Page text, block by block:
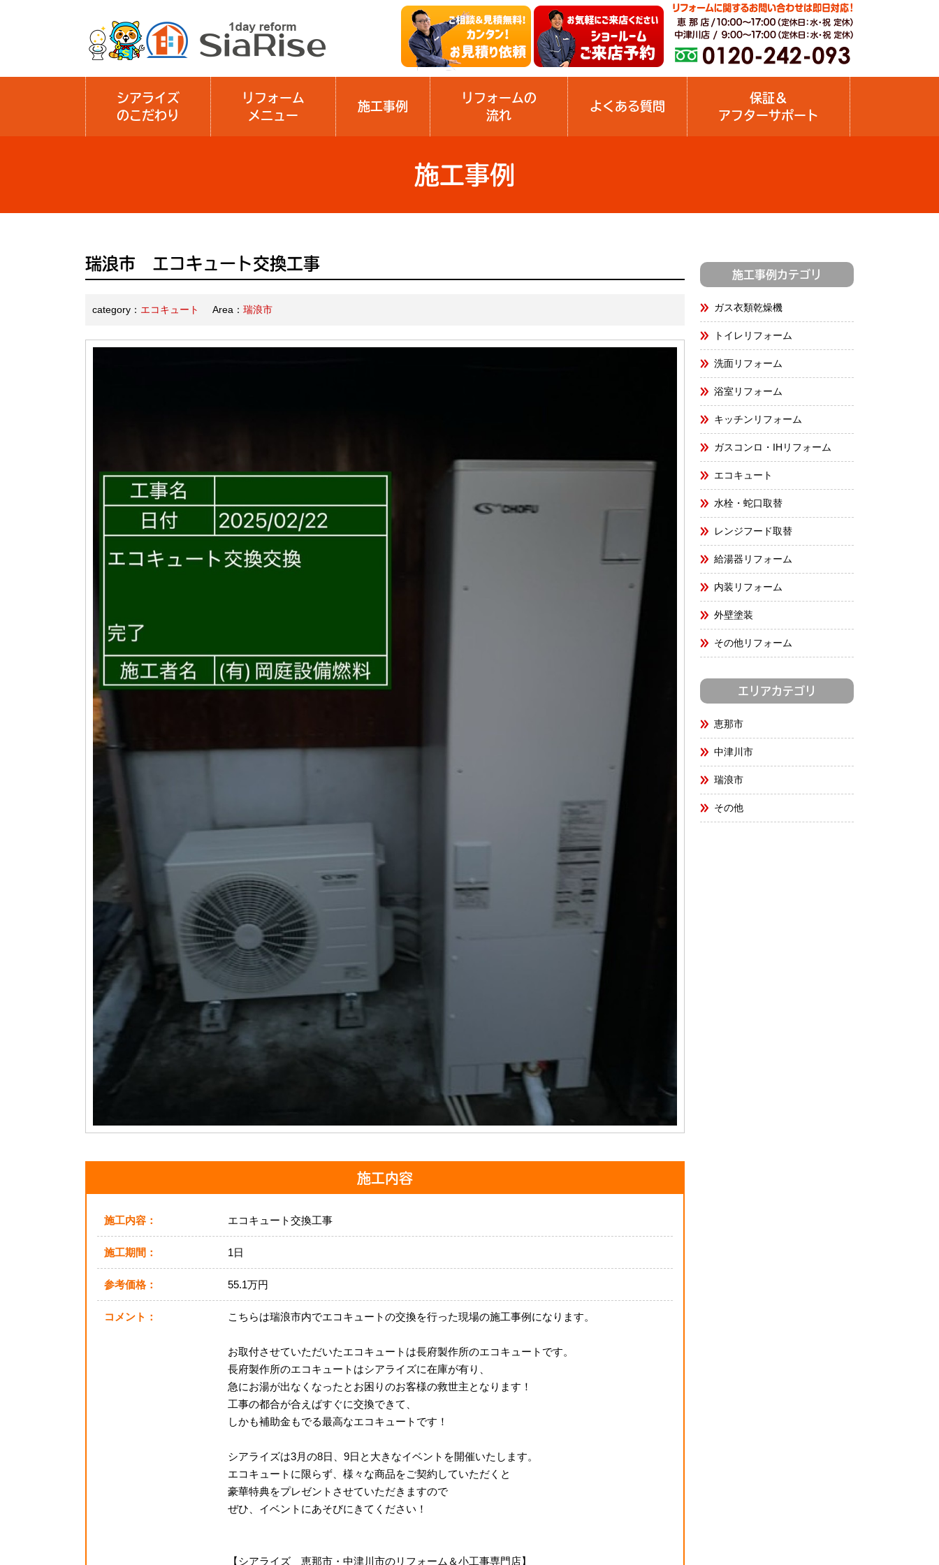
シアライズ
のこだわり
リフォーム
メニュー
施工事例
リフォームの
流れ
よくある質問
保証＆
アフターサポート
施工事例
瑞浪市 エコキュート交換工事
category： エコキュート Area： 瑞浪市
施工内容
施工内容： エコキュート交換工事
施工期間： 1日
参考価格： 55.1万円
コメント： こちらは瑞浪市内でエコキュートの交換を行った現場の施工事例になります。
お取付させていただいたエコキュートは長府製作所のエコキュートです。
長府製作所のエコキュートはシアライズに在庫が有り、
急にお湯が出なくなったとお困りのお客様の救世主となります！
工事の都合が合えばすぐに交換できて、
しかも補助金もでる最高なエコキュートです！
シアライズは3月の8日、9日と大きなイベントを開催いたします。
エコキュートに限らず、様々な商品をご契約していただくと
豪華特典をプレゼントさせていただきますので
ぜひ、イベントにあそびにきてください！
【シアライズ 恵那市・中津川市のリフォーム＆小工事専門店】
施工事例カテゴリ
ガス衣類乾燥機
トイレリフォーム
洗面リフォーム
浴室リフォーム
キッチンリフォーム
ガスコンロ・IHリフォーム
エコキュート
水栓・蛇口取替
レンジフード取替
給湯器リフォーム
内装リフォーム
外壁塗装
その他リフォーム
エリアカテゴリ
恵那市
中津川市
瑞浪市
その他